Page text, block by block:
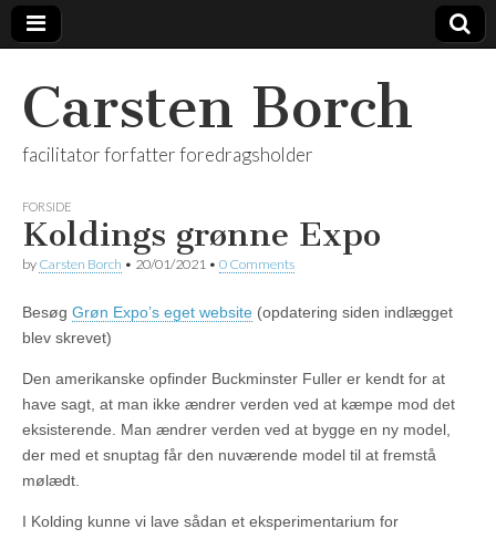
Carsten Borch
facilitator forfatter foredragsholder
FORSIDE
Koldings grønne Expo
by Carsten Borch • 20/01/2021 • 0 Comments
Besøg Grøn Expo’s eget website (opdatering siden indlægget
blev skrevet)
Den amerikanske opfinder Buckminster Fuller er kendt for at
have sagt, at man ikke ændrer verden ved at kæmpe mod det
eksisterende. Man ændrer verden ved at bygge en ny model,
der med et snuptag får den nuværende model til at fremstå
mølædt.
I Kolding kunne vi lave sådan et eksperimentarium for